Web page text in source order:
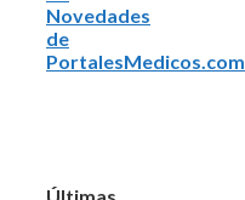
Novedades
de
PortalesMedicos.com
Últimas